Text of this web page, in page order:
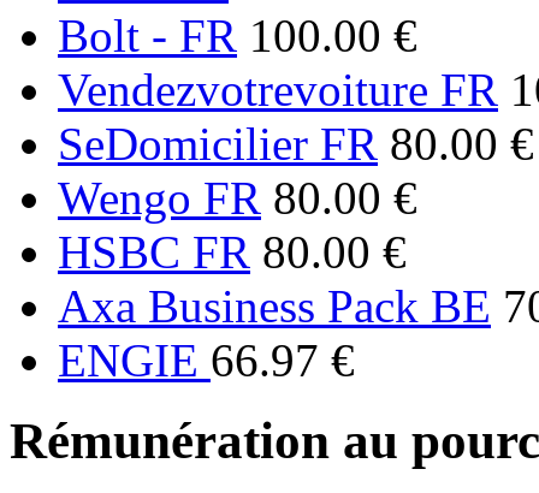
Bolt - FR 100.00 €
Vendezvotrevoiture FR
SeDomicilier FR 80.00 €
Wengo FR 80.00 €
HSBC FR 80.00 €
Axa Business Pack BE
ENGIE 66.97 €
Rémunération au